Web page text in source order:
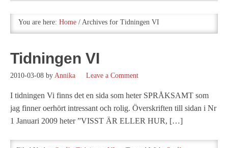
You are here: Home / Archives for Tidningen VI
Tidningen VI
2010-03-08 by Annika Leave a Comment
I tidningen Vi finns det en sida som heter SPRÅKSAMT som
jag finner oerhört intressant och rolig. Överskriften till sidan i Nr
1 Januari 2009 heter ”VISST ÄR ELLER HUR, […]